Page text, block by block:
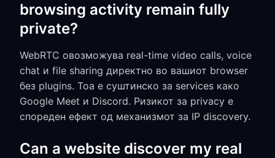
browsing activity remain fully
private?
WebRTC овозможува real-time video calls, voice
chat и file sharing директно во вашиот browser
без plugins. Тоа е суштинско за services како
Google Meet и Discord. Ризикот за privacy е
спореден ефект од механизмот за IP discovery.
Can a website discover my real